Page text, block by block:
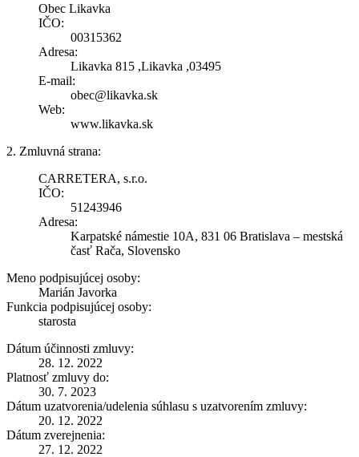
Obec Likavka
IČO:
00315362
Adresa:
Likavka 815 ,Likavka ,03495
E-mail:
obec@likavka.sk
Web:
www.likavka.sk
2. Zmluvná strana:
CARRETERA, s.r.o.
IČO:
51243946
Adresa:
Karpatské námestie 10A, 831 06 Bratislava – mestská
časť Rača, Slovensko
Meno podpisujúcej osoby:
Marián Javorka
Funkcia podpisujúcej osoby:
starosta
Dátum účinnosti zmluvy:
28. 12. 2022
Platnosť zmluvy do:
30. 7. 2023
Dátum uzatvorenia/udelenia súhlasu s uzatvorením zmluvy:
20. 12. 2022
Dátum zverejnenia:
27. 12. 2022